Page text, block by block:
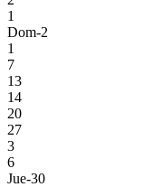
1
Dom-2
1
7
13
14
20
27
3
6
Jue-30